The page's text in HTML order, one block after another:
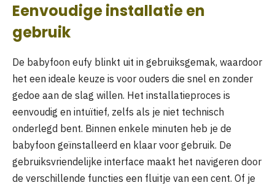
Eenvoudige installatie en
gebruik
De babyfoon eufy blinkt uit in gebruiksgemak, waardoor
het een ideale keuze is voor ouders die snel en zonder
gedoe aan de slag willen. Het installatieproces is
eenvoudig en intuïtief, zelfs als je niet technisch
onderlegd bent. Binnen enkele minuten heb je de
babyfoon geïnstalleerd en klaar voor gebruik. De
gebruiksvriendelijke interface maakt het navigeren door
de verschillende functies een fluitje van een cent. Of je